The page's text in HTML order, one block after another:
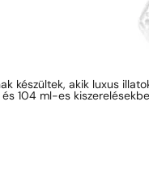
készültek, akik luxus
104 ml-es